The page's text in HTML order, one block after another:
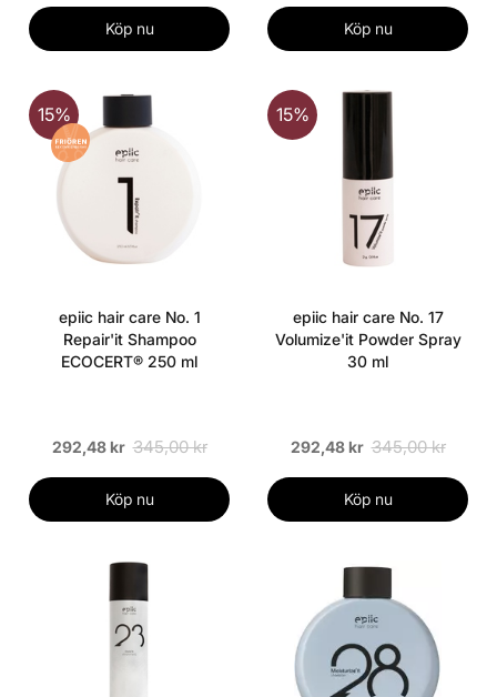
Köp nu Köp nu
15%
epiic hair care No. 1
Repair'it Shampoo
ECOCERT® 250 ml
292,48 kr 345,00 kr
Köp nu
15%
epiic hair care No. 17
Volumize'it Powder Spray
30 ml
292,48 kr 345,00 kr
Köp nu